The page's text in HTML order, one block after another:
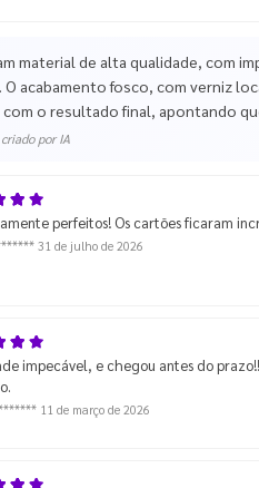
material de alta qualidade, com
O acabamento fosco, com verniz
o resultado final, apontando
por IA
perfeitos! Os cartões ficaram
31 de julho de 2026
impecável, e chegou antes do
11 de março de 2026